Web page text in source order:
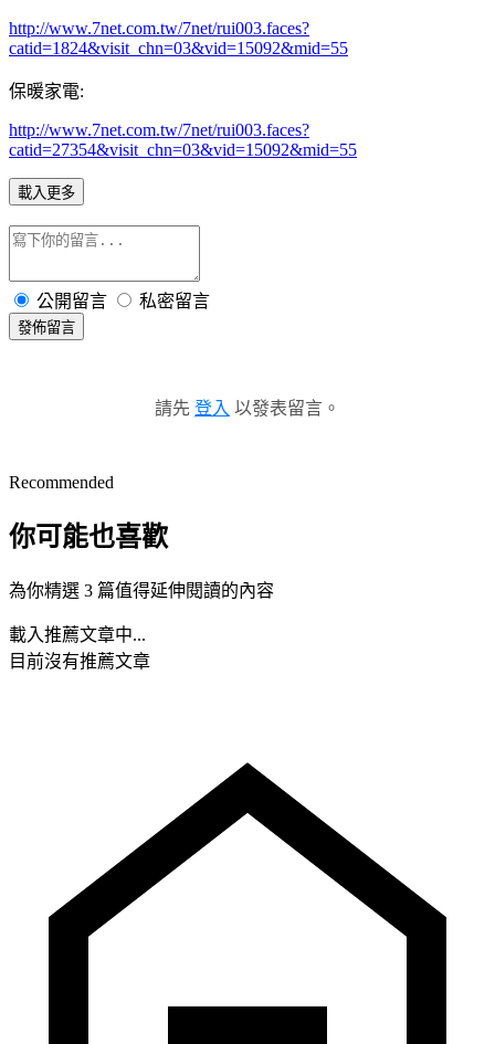
http://www.7net.com.tw/7net/rui003.faces?
catid=1824&visit_chn=03&vid=15092&mid=55
保暖家電:
http://www.7net.com.tw/7net/rui003.faces?
catid=27354&visit_chn=03&vid=15092&mid=55
載入更多
公開留言 私密留言
發佈留言
請先 登入 以發表留言。
Recommended
你可能也喜歡
為你精選 3 篇值得延伸閱讀的內容
載入推薦文章中...
目前沒有推薦文章